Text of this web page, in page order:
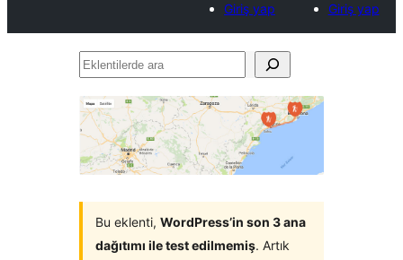
Giriş yap
Giriş yap
Eklentilerde
Bu eklenti, WordPress’in son 3 ana
dağıtımı ile test edilmemiş. Artık